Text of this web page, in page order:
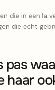
die in een la
die echt
pas
haar